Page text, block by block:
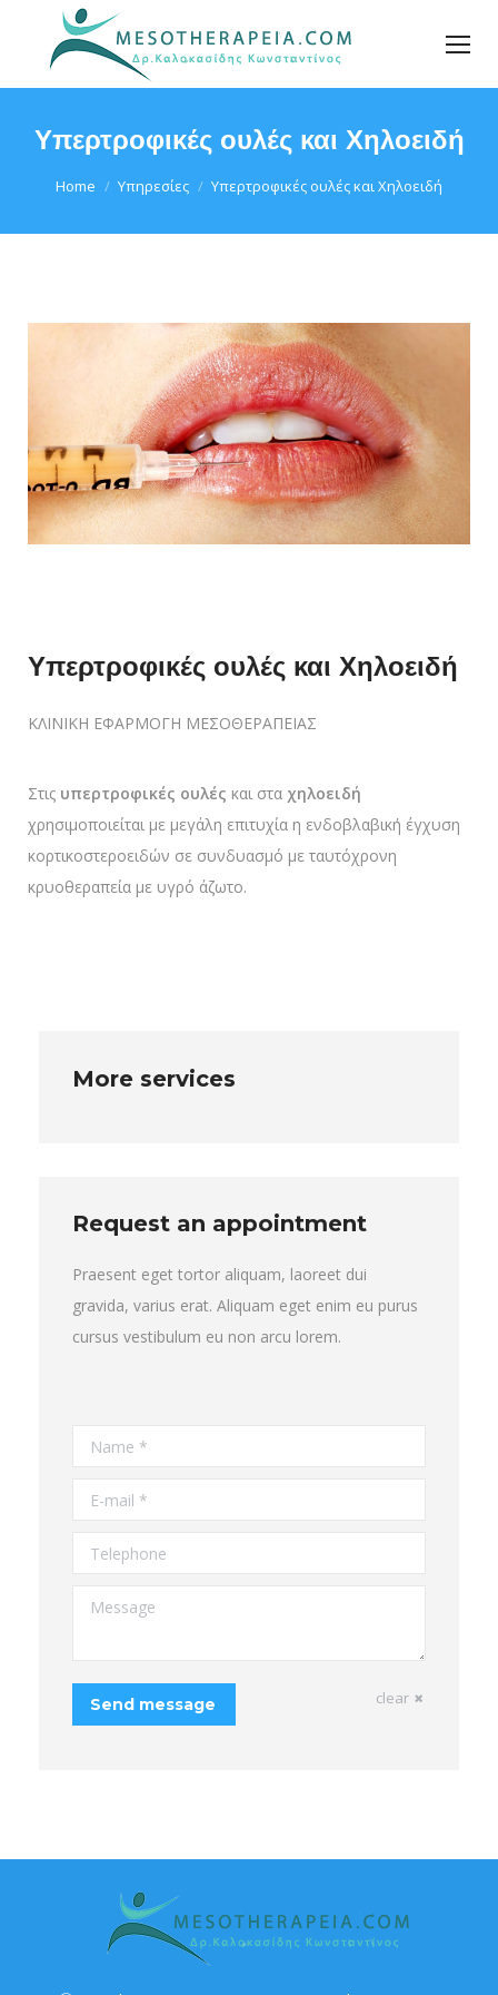
Υπερτροφικές ουλές και Χηλοειδή
You are here:
Home Υπηρεσίες Υπερτροφικές ουλές και Χηλοειδή
Υπερτροφικές ουλές και Χηλοειδή
ΚΛΙΝΙΚΗ ΕΦΑΡΜΟΓΗ ΜΕΣΟΘΕΡΑΠΕΙΑΣ
Στις υπερτροφικές ουλές και στα χηλοειδή
χρησιμοποιείται με μεγάλη επιτυχία η ενδοβλαβική έγχυση
κορτικοστεροειδών σε συνδυασμό με ταυτόχρονη
κρυοθεραπεία με υγρό άζωτο.
More services
Request an appointment
Praesent eget tortor aliquam, laoreet dui
gravida, varius erat. Aliquam eget enim eu purus
cursus vestibulum eu non arcu lorem.
Name *
E-mail *
Telephone
Message
Send message clear